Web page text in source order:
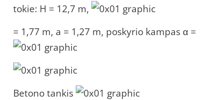
tokie: H = 12,7 m,
= 1,77 m, a = 1,27 m, poskyrio kampas α =
Betono tankis